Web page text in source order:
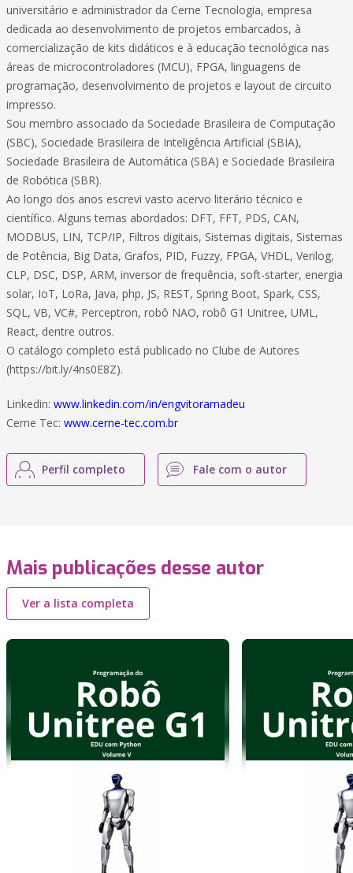
universitário e administrador da Cerne Tecnologia, empresa
dedicada ao desenvolvimento de projetos embarcados, à
comercialização de kits didáticos e à educação tecnológica nas
áreas de microcontroladores (MCU), FPGA, linguagens de
programação, desenvolvimento de projetos e layout de circuito
impresso.
Sou membro associado da Sociedade Brasileira de Computação
(SBC), Sociedade Brasileira de Inteligência Artificial (SBIA),
Sociedade Brasileira de Automática (SBA) e Sociedade Brasileira
de Robótica (SBR).
Ao longo dos anos escrevi vasto acervo literário técnico e
científico. Alguns temas abordados: DFT, FFT, PDS, CAN,
MODBUS, LIN, TCP/IP, Filtros digitais, Sistemas digitais, Sistemas
de Potência, Big Data, Grafos, PID, Fuzzy, FPGA, VHDL, Verilog,
CLP, DSC, DSP, ARM, inversor de frequência, soft-starter, energia
solar, IoT, LoRa, Java, php, JS, REST, Spring Boot, Spark, CSS,
SQL, VB, VC#, Perceptron, robô NAO, robô G1 Unitree, UML,
React, dentre outros.
O catálogo completo está publicado no Clube de Autores
(https://bit.ly/4ns0E8Z).
Linkedin: www.linkedin.com/in/engvitoramadeu
Cerne Tec: www.cerne-tec.com.br
Perfil completo Fale com o autor
Mais publicações desse autor
Ver a lista completa